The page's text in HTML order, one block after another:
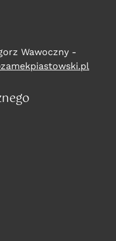
Wawoczny -